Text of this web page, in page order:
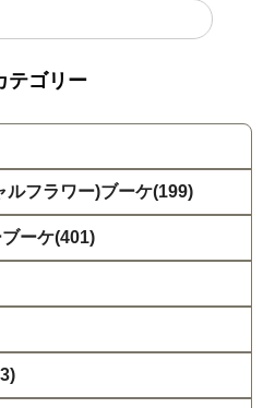
テゴリー
ルフラワー)ブーケ(199)
ーケ(401)